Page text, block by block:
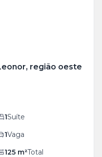
região oeste
1Suíte
1Vaga
125 m²Total